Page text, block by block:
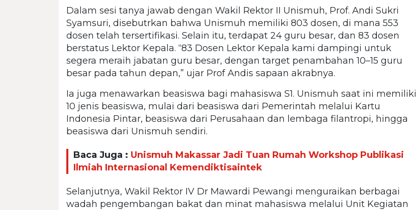
Dalam sesi tanya jawab dengan Wakil Rektor II Unismuh, Prof. Andi Sukri
Syamsuri, disebutrkan bahwa Unismuh memiliki 803 dosen, di mana 553
dosen telah tersertifikasi. Selain itu, terdapat 24 guru besar, dan 83 dosen
berstatus Lektor Kepala. “83 Dosen Lektor Kepala kami dampingi untuk
segera meraih jabatan guru besar, dengan target penambahan 10–15 guru
besar pada tahun depan,” ujar Prof Andis sapaan akrabnya.
Ia juga menawarkan beasiswa bagi mahasiswa S1. Unismuh saat ini memiliki
10 jenis beasiswa, mulai dari beasiswa dari Pemerintah melalui Kartu
Indonesia Pintar, beasiswa dari Perusahaan dan lembaga filantropi, hingga
beasiswa dari Unismuh sendiri.
Baca Juga : Unismuh Makassar Jadi Tuan Rumah Workshop Publikasi
Ilmiah Internasional Kemendiktisaintek
Selanjutnya, Wakil Rektor IV Dr Mawardi Pewangi menguraikan berbagai
wadah pengembangan bakat dan minat mahasiswa melalui Unit Kegiatan